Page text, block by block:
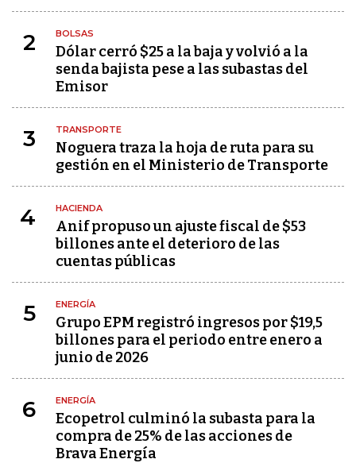
2 BOLSAS
Dólar cerró $25 a la baja y volvió a la
senda bajista pese a las subastas del
Emisor
3 TRANSPORTE
Noguera traza la hoja de ruta para su
gestión en el Ministerio de Transporte
4 HACIENDA
Anif propuso un ajuste fiscal de $53
billones ante el deterioro de las
cuentas públicas
5 ENERGÍA
Grupo EPM registró ingresos por $19,5
billones para el periodo entre enero a
junio de 2026
6 ENERGÍA
Ecopetrol culminó la subasta para la
compra de 25% de las acciones de
Brava Energía